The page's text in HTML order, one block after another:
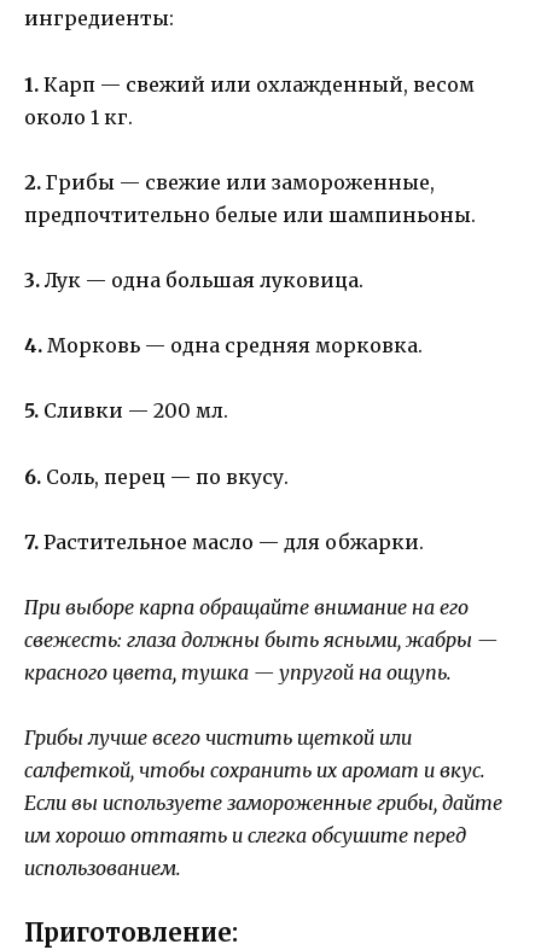
ингредиенты:
1. Карп — свежий или охлажденный, весом
около 1 кг.
2. Грибы — свежие или замороженные,
предпочтительно белые или шампиньоны.
3. Лук — одна большая луковица.
4. Морковь — одна средняя морковка.
5. Сливки — 200 мл.
6. Соль, перец — по вкусу.
7. Растительное масло — для обжарки.
При выборе карпа обращайте внимание на его
свежесть: глаза должны быть ясными, жабры —
красного цвета, тушка — упругой на ощупь.
Грибы лучше всего чистить щеткой или
салфеткой, чтобы сохранить их аромат и вкус.
Если вы используете замороженные грибы, дайте
им хорошо оттаять и слегка обсушите перед
использованием.
Приготовление: